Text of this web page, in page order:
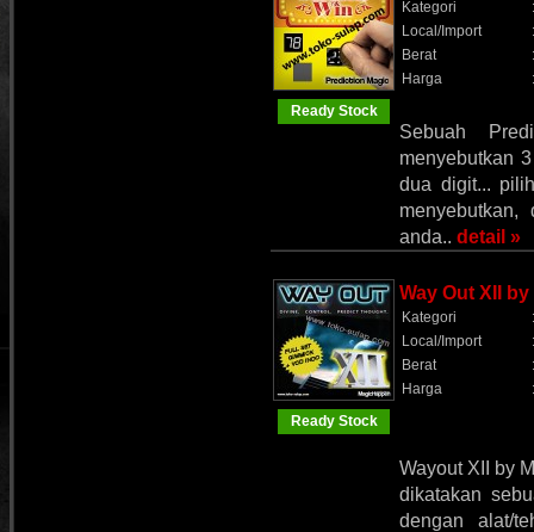
Ready Stock
Kategori
:
Local/Import
:
Berat
:
Harga
:
Sebuah
menyebutkan
dua digit...
anda.. detail »
Ready Stock
Way Out XII
Kategori
:
Local/Import
:
Berat
:
Harga
:
Wayout XII by
dikatakan
dengan alat/